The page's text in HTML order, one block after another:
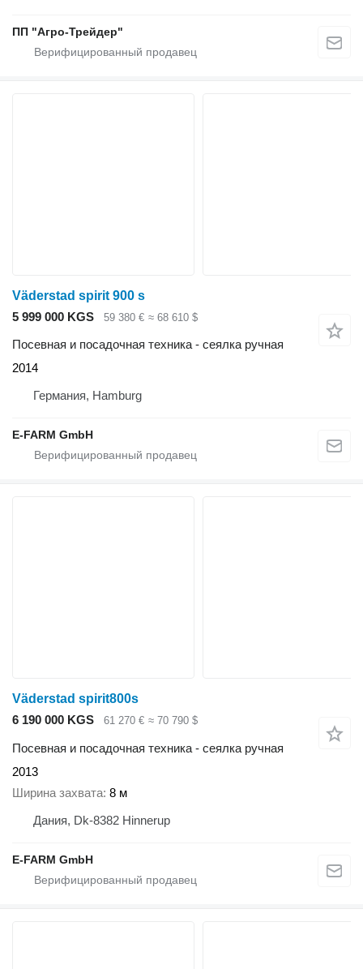
ПП "Агро-Трейдер"
Väderstad spirit 900 s
5 999 000 KGS
59 380 € ≈ 68 610 $
Посевная и посадочная техника - сеялка ручная
2014
Германия, Hamburg
E-FARM GmbH
Väderstad spirit800s
6 190 000 KGS
61 270 € ≈ 70 790 $
Посевная и посадочная техника - сеялка ручная
2013
Ширина захвата 8 м
Дания, Dk-8382 Hinnerup
E-FARM GmbH